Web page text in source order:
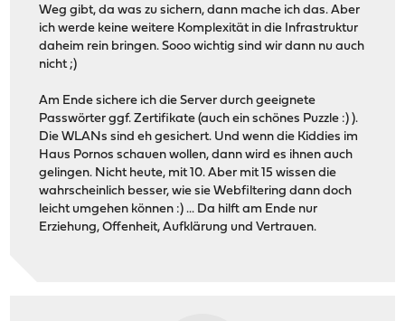
Weg gibt, da was zu sichern, dann mache ich das. Aber
ich werde keine weitere Komplexität in die Infrastruktur
daheim rein bringen. Sooo wichtig sind wir dann nu auch
nicht ;)
Am Ende sichere ich die Server durch geeignete
Passwörter ggf. Zertifikate (auch ein schönes Puzzle :) ).
Die WLANs sind eh gesichert. Und wenn die Kiddies im
Haus Pornos schauen wollen, dann wird es ihnen auch
gelingen. Nicht heute, mit 10. Aber mit 15 wissen die
wahrscheinlich besser, wie sie Webfiltering dann doch
leicht umgehen können :) ... Da hilft am Ende nur
Erziehung, Offenheit, Aufklärung und Vertrauen.